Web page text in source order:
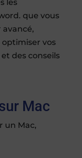
Mac
un Mac,